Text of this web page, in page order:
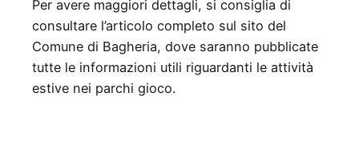
Per avere maggiori dettagli, si consiglia di
consultare l’articolo completo sul sito del
Comune di Bagheria, dove saranno pubblicate
tutte le informazioni utili riguardanti le attività
estive nei parchi gioco.